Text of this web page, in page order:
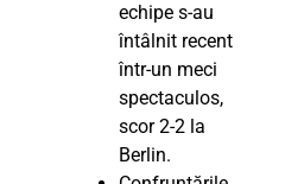
echipe s-au
întâlnit recent
într-un meci
spectaculos,
scor 2-2 la
Berlin.